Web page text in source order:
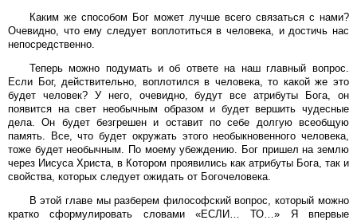
Каким же способом Бог может лучше всего связаться с нами?
Очевидно, что ему следует воплотиться в человека, и достичь нас
непосредственно.
Теперь можно подумать и об ответе на наш главный вопрос.
Если Бог, действительно, воплотился в человека, то какой же это
будет человек? У него, очевидно, будут все атрибуты Бога, он
появится на свет необычным образом и будет вершить чудесные
дела. Он будет безгрешен и оставит по себе долгую всеобщую
память. Все, что будет окружать этого необыкновенного человека,
тоже будет необычным. По моему убеждению. Бог пришел на землю
через Иисуса Христа, в Котором проявились как атрибуты Бога, так и
свойства, которых следует ожидать от Богочеловека.
В этой главе мы разберем философский вопрос, который можно
кратко сформулировать словами «ЕСЛИ… ТО…» Я впервые